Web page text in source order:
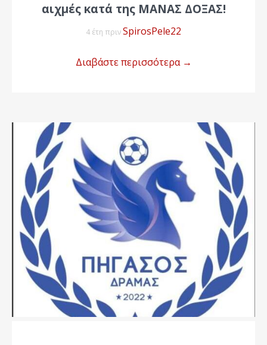
αιχμές κατά της ΜΑΝΑΣ ΔΟΞΑΣ!
4 έτη πρινSpirosPele22
Διαβάστε περισσότερα →